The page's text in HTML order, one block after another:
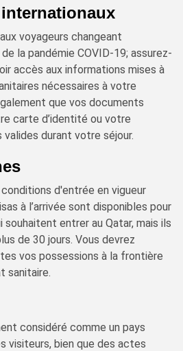
voyageurs changeant
la pandémie COVID-19; assurez-
accès aux informations mises à
nécessaires à votre
que vos documents
carte d’identité ou votre
durant votre séjour.
d'entrée en vigueur
à l’arrivée sont disponibles pour
entrer au Qatar, mais ils
de 30 jours. Vous devrez
vos possessions à la frontière
sanitaire.
considéré comme un pays
visiteurs, bien que des actes